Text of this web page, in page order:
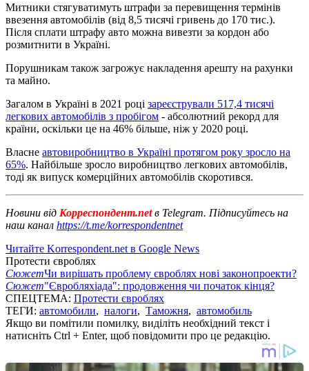
Митники стягуватимуть штрафи за перевищення термінів
ввезення автомобілів (від 8,5 тисячі гривень до 170 тис.).
Після сплати штрафу авто можна вивезти за кордон або
розмитнити в Україні.
Порушникам також загрожує накладення арешту на рахунки
та майно.
Загалом в Україні в 2021 році зареєстрували 517,4 тисячі
легкових автомобілів з пробігом - абсолютний рекорд для
країни, оскільки це на 46% більше, ніж у 2020 році.
Власне автовиробництво в Україні протягом року зросло на
65%. Найбільше зросло виробництво легкових автомобілів,
тоді як випуск комерційних автомобілів скоротився.
Новини від Корреспондент.netв Telegram. Підписуйтесь на
наш канал https://t.me/korrespondentnet
Читайте Korrespondent.net в Google News
Протести євроблях
СюжетЧи вирішать проблему євроблях нові законопроекти?
Сюжет"Євробляхіада": продовження чи початок кінця?
СПЕЦТЕМА: Протести євроблях
ТЕГИ: автомобили, налоги, Таможня, автомобиль
Якщо ви помітили помилку, виділіть необхідний текст і
натисніть Ctrl + Enter, щоб повідомити про це редакцію.